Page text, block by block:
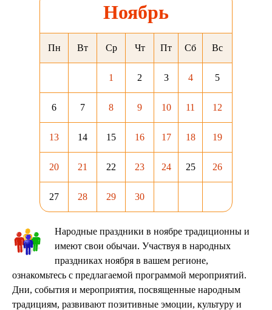
Ноябрь
Пн Вт Ср Чт Пт Сб Вс
1 2 3 4 5
6 7 8 9 10 11 12
13 14 15 16 17 18 19
20 21 22 23 24 25 26
27 28 29 30
Народные праздники в ноябре традиционны и
имеют свои обычаи. Участвуя в народных
праздниках ноября в вашем регионе,
ознакомьтесь с предлагаемой программой мероприятий.
Дни, события и мероприятия, посвященные народным
традициям, развивают позитивные эмоции, культуру и